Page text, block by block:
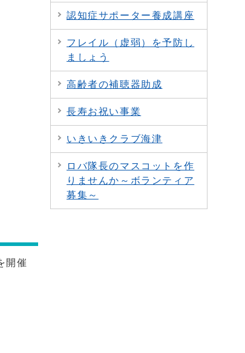
開催
認知症サポーター養成講座
フレイル（虚弱）を予防し
ましょう
高齢者の補聴器助成
長寿お祝い事業
いきいきクラブ海津
ロバ隊長のマスコットを作
りませんか～ボランティア
募集～